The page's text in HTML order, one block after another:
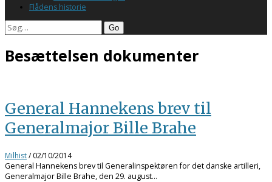
Flådens historie
Search
Besættelsen dokumenter
General Hannekens brev til
Generalmajor Bille Brahe
Milhist/02/10/2014
General Hannekens brev til Generalinspektøren for det danske artilleri,
Generalmajor Bille Brahe, den 29. august…